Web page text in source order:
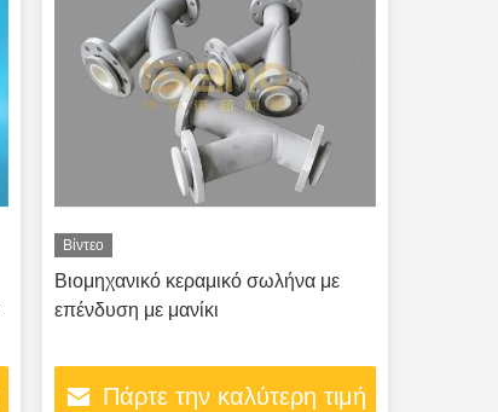
Βίντεο
Βιομηχανικό κεραμικό σωλήνα με
επένδυση με μανίκι
Πάρτε την καλύτερη τιμή